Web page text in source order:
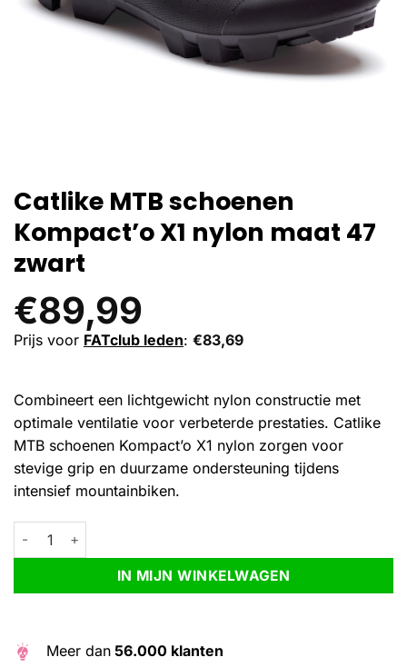
Catlike MTB schoenen
Kompact’o X1 nylon maat 47
zwart
€89,99
Prijs voor FATclub leden: €83,69
Combineert een lichtgewicht nylon constructie met
optimale ventilatie voor verbeterde prestaties. Catlike
MTB schoenen Kompact’o X1 nylon zorgen voor
stevige grip en duurzame ondersteuning tijdens
intensief mountainbiken.
Catlike MTB schoenen Kompact'o X1 nylon maat 47 zwart
IN MIJN WINKELWAGEN
Alternative:
Meer dan 56.000 klanten